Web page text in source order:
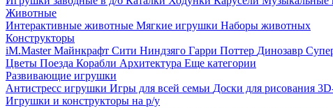
Животные
Интерактивные животные Мягкие игрушки Наборы животных
Конструкторы
iM.Master Майнкрафт Сити Ниндзяго Гарри Поттер Динозавр
Цветы Поезда Корабли Архитектура Еще категории
Развивающие игрушки
Антистресс игрушки Игры для всей семьи Доски для рисования
Игрушки и конструкторы на р/у